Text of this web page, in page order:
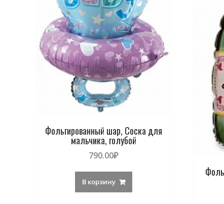
Фольгированный шар, Соска для
мальчика, голубой
790.00₽
В корзину